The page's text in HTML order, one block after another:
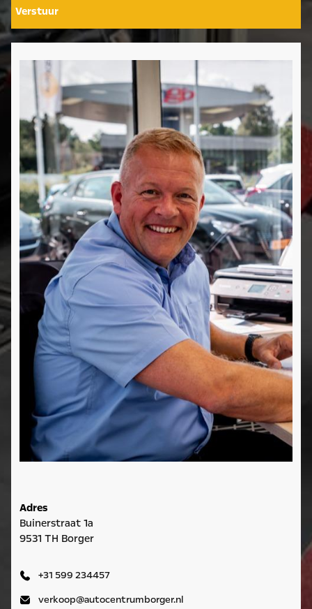
Verstuur
Adres
Buinerstraat 1a
9531 TH Borger
+31 599 234457
verkoop@autocentrumborger.nl